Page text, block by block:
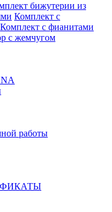
бижутерии из
Комплект с
Комплект с фианитами
с жемчугом
работы